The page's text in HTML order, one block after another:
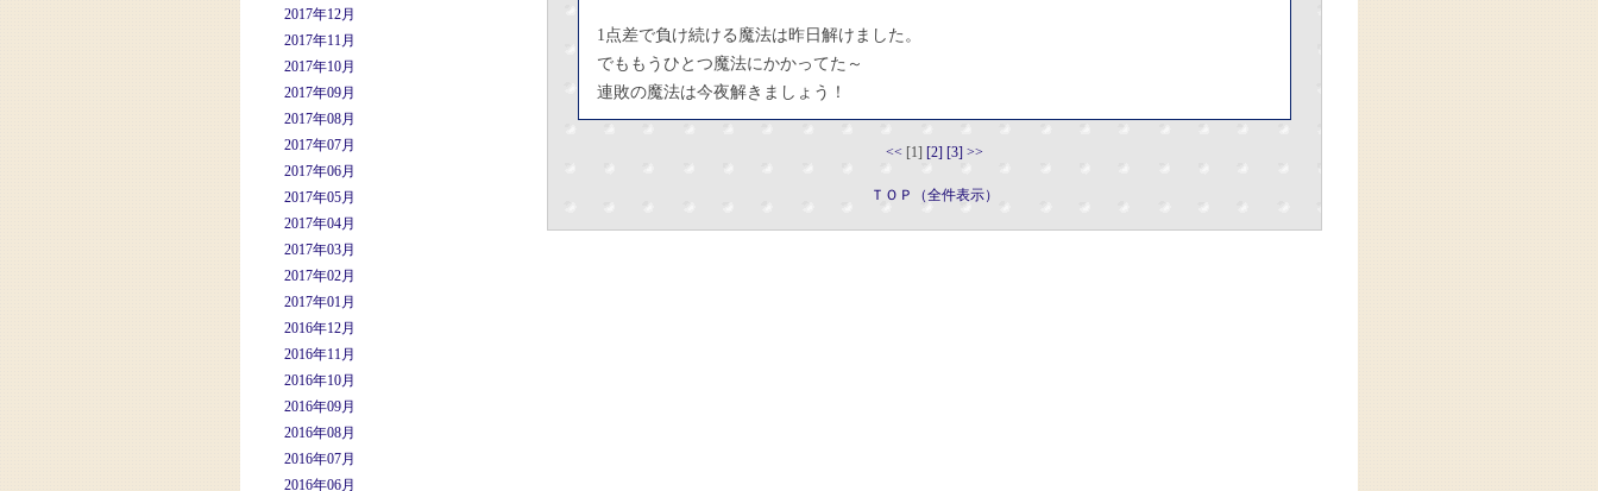
2017年12月
2017年11月
2017年10月
2017年09月
2017年08月
2017年07月
2017年06月
2017年05月
2017年04月
2017年03月
2017年02月
2017年01月
2016年12月
2016年11月
2016年10月
2016年09月
2016年08月
2016年07月
2016年06月
1点差で負け続ける魔法は昨日解けました。
でももうひとつ魔法にかかってた～
連敗の魔法は今夜解きましょう！
<< [1] [2] [3] >>
ＴＯＰ（全件表示）